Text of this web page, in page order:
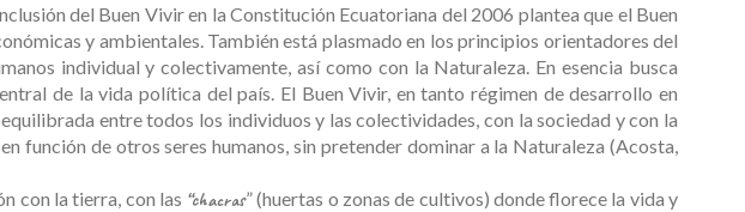
del Buen Vivir en la Constitución Ecuatoriana del 2006 plantea que el Buen
y ambientales. También está plasmado en los principios orientadores del
individual y colectivamente, así como con la Naturaleza. En esencia busca
de la vida política del país. El Buen Vivir, en tanto régimen de desarrollo en
entre todos los individuos y las colectividades, con la sociedad y con la
función de otros seres humanos, sin pretender dominar a la Naturaleza (Acosta,
con la tierra, con las “chacras” (huertas o zonas de cultivos) donde florece la vida y